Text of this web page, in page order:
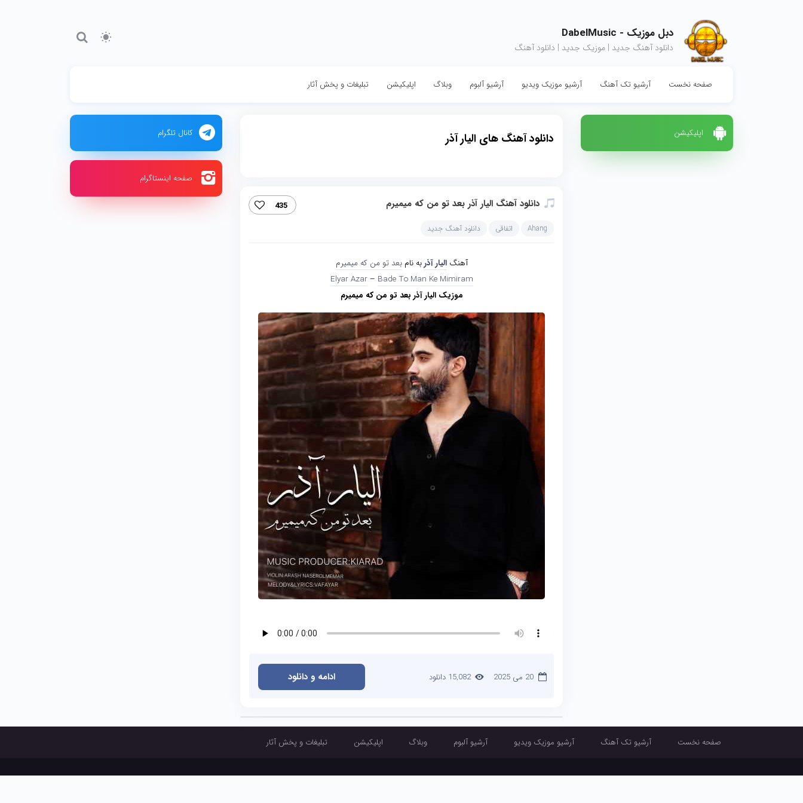
دبل موزیک - DabelMusic
دانلود آهنگ جدید | موزیک جدید | دانلود آهنگ
صفحه نخست آرشیو تک آهنگ آرشیو موزیک ویدیو آرشیو آلبوم وبلاگ اپلیکیشن تبلیغات و پخش آثار
اپلیکیشن دانلود آهنگ های الیار آذر
دانلود آهنگ الیار آذر بعد تو من که میمیرم 435
Ahang اتفاقی دانلود آهنگ جدید
آهنگالیار آذربه نامبعد تو من که میمیرم
Elyar Azar– Bade To Man Ke Mimiram
موزیک الیار آذر بعد تو من که میمیرم
20 می 2025 15,082 دانلود ادامه و دانلود
کانال تلگرام
صفحه اینستاگرام
صفحه نخست آرشیو تک آهنگ آرشیو موزیک ویدیو آرشیو آلبوم وبلاگ اپلیکیشن تبلیغات و پخش آثار